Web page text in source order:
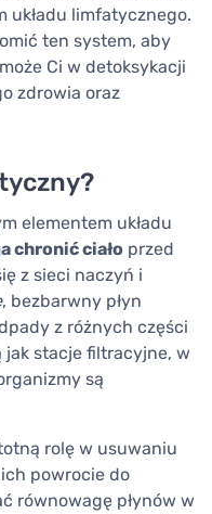
układu limfatycznego.
ten system, aby
Ci w detoksykacji
zdrowia oraz
elementem układu
chronić ciało przed
z sieci naczyń i
, bezbarwny płyn
z różnych części
jak stacje filtracyjne, w
są
rolę w usuwaniu
powrocie do
równowagę płynów w